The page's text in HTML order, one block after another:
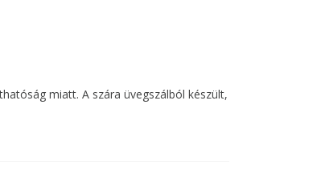
miatt. A szára üvegszálból készült,
szilikon cső használata javasolt.